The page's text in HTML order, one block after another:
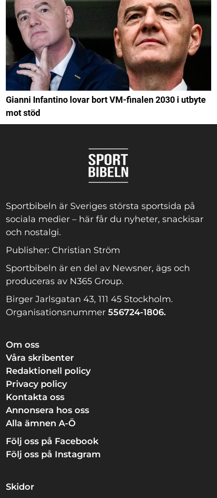
Gianni Infantino lovar bort VM-finalen 2030 i utbyte
mot stöd
Sportbibeln är Sveriges största sportsida på
sociala medier – här får du nyheter, snackisar
och nostalgi.
Publisher: Christian Ström
Sportbibeln är en del av Newsner, ägs och
produceras av N365 Group.
Birger Jarlsgatan 43, 111 45 Stockholm.
Organisationsnummer 556724-1806.
Om oss
Våra skribenter
Redaktionell policy
Privacy policy
Kontakta oss
Annonsera hos oss
Alla ämnen A-Ö
Följ oss på Facebook
Följ oss på Instagram
Skidor